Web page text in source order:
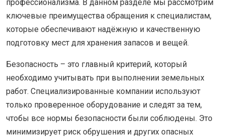
профессионализма. В данном разделе мы рассмотрим
ключевые преимущества обращения к специалистам,
которые обеспечивают надёжную и качественную
подготовку мест для хранения запасов и вещей.
Безопасность – это главный критерий, который
необходимо учитывать при выполнении земельных
работ. Специализированные компании используют
только проверенное оборудование и следят за тем,
чтобы все нормы безопасности были соблюдены. Это
минимизирует риск обрушения и других опасных